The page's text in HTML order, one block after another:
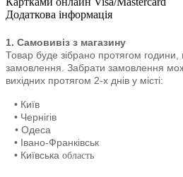
Додаткова інформація
1. Самовивіз з магазину
Товар буде зібрано протягом
замовлення. Забрати замовлення
вихідних протягом 2-х днів у місті:
• Київ
• Чернігів
• Одеса
• Івано-Франківськ
• Київська область